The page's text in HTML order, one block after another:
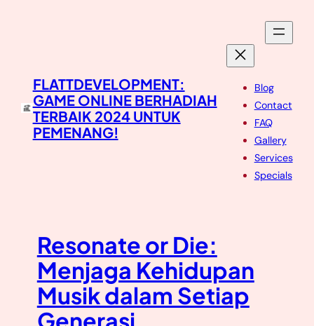
FLATTDEVELOPMENT:
GAME ONLINE BERHADIAH
TERBAIK 2024 UNTUK
PEMENANG!
Blog
Contact
FAQ
Gallery
Services
Specials
Resonate or Die:
Menjaga Kehidupan
Musik dalam Setiap
Generasi